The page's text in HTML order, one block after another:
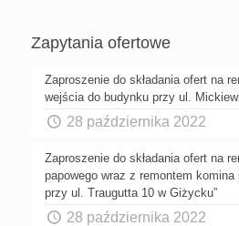
Zapytania ofertowe
Zaproszenie do składania ofert na
wejścia do budynku przy ul.
28 października 2022
Zaproszenie do składania ofert na
papowego wraz z remontem
przy ul. Traugutta 10 w Giżycku”
28 października 2022